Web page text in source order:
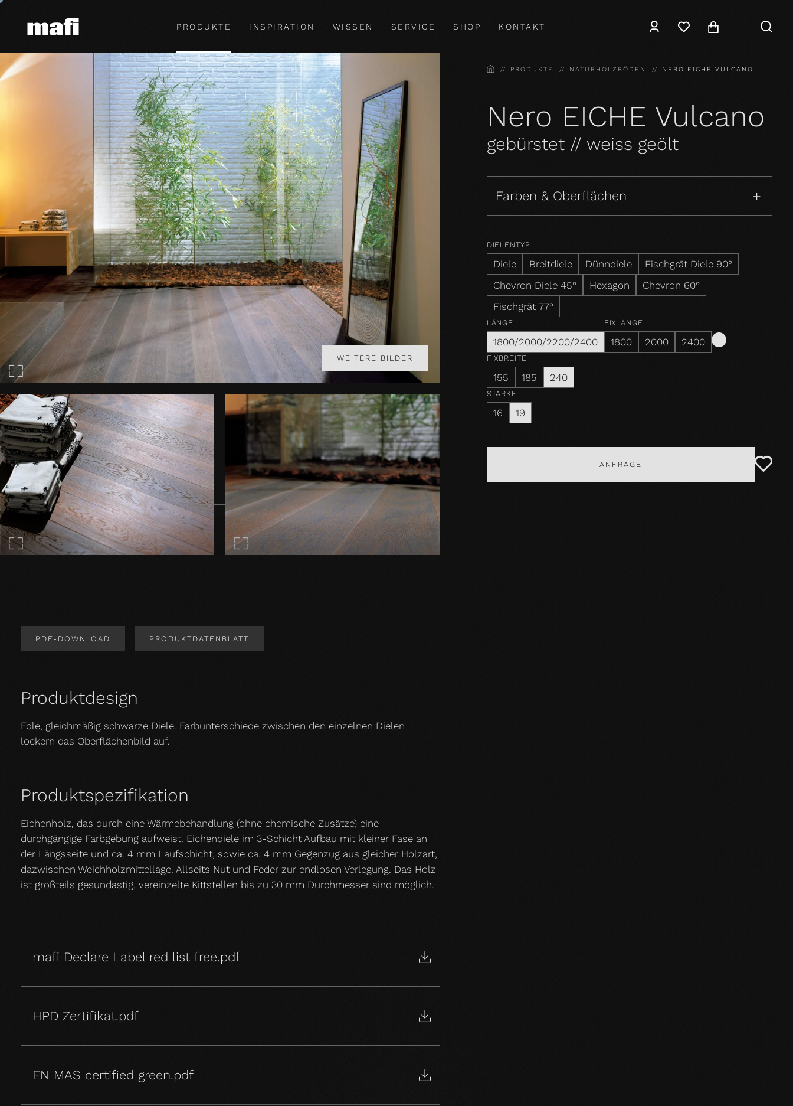
PRODUKTE INSPIRATION WISSEN SERVICE SHOP KONTAKT
WEITERE BILDER
PDF-DOWNLOAD PRODUKTDATENBLATT
Produktdesign
Edle, gleichmäßig schwarze Diele. Farbunterschiede zwischen den einzelnen Dielen
lockern das Oberflächenbild auf.
Produktspezifikation
Eichenholz, das durch eine Wärmebehandlung (ohne chemische Zusätze) eine
durchgängige Farbgebung aufweist. Eichendiele im 3-Schicht Aufbau mit kleiner Fase an
der Längsseite und ca. 4 mm Laufschicht, sowie ca. 4 mm Gegenzug aus gleicher Holzart,
dazwischen Weichholzmittellage. Allseits Nut und Feder zur endlosen Verlegung. Das Holz
ist großteils gesundastig, vereinzelte Kittstellen bis zu 30 mm Durchmesser sind möglich.
mafi Declare Label red list free.pdf
HPD Zertifikat.pdf
EN MAS certified green.pdf
HOMEPRODUKTE NATURHOLZBÖDEN NERO EICHE VULCANO
Nero EICHE Vulcano
gebürstet // weiss geölt
Farben & Oberflächen
DIELENTYP
Diele Breitdiele Dünndiele
Fischgrät Diele 90°
Chevron Diele 45°
Hexagon
Chevron 60°
Fischgrät 77°
LÄNGE
1800/2000/2200/2400
FIXLÄNGE
1800 2000 2400
FIXBREITE
155 185 240
STÄRKE
16 19
ANFRAGE